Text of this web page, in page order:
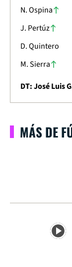
N. Ospina
J. Pertúz
D. Quintero
M. Sierra
DT: José Luis
MÁS DE